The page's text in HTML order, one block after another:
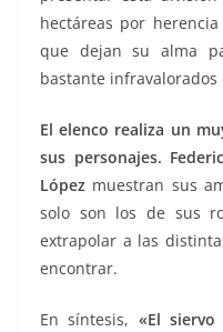
hectáreas por
que dejan su alma
bastante infravalorados
El elenco realiza un
sus personajes.
López muestran sus
solo son los de sus
extrapolar a las
encontrar.
En síntesis, «El